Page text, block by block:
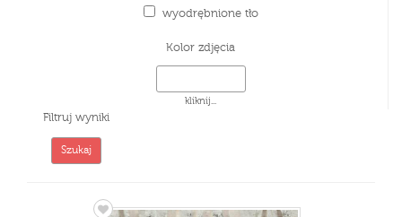
wyodrębnione tło
Kolor zdjęcia
kliknij...
Filtruj wyniki